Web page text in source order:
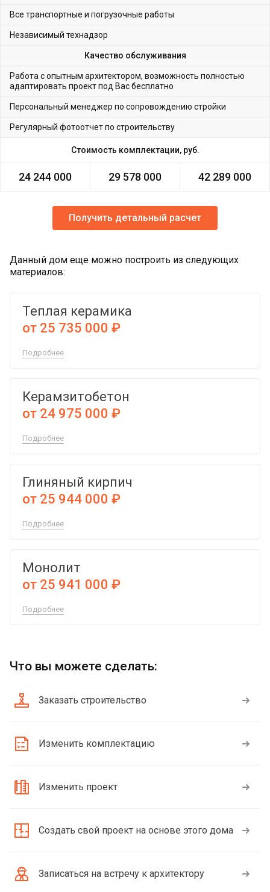
Все транспортные и погрузочные работы
Независимый технадзор
Качество обслуживания
Работа с опытным архитектором, возможность полностью
адаптировать проект под Вас бесплатно
Персональный менеджер по сопровождению стройки
Регулярный фотоотчет по строительству
Стоимость комплектации, руб.
24 244 000 29 578 000 42 289 000
Получить детальный расчет
Данный дом еще можно построить из следующих
материалов:
Теплая керамика
от 25 735 000 ₽
Подробнее
Керамзитобетон
от 24 975 000 ₽
Подробнее
Глиняный кирпич
от 25 944 000 ₽
Подробнее
Монолит
от 25 941 000 ₽
Подробнее
Что вы можете сделать:
Заказать строительство
Изменить комплектацию
Изменить проект
Создать свой проект на основе этого дома
Записаться на встречу к архитектору